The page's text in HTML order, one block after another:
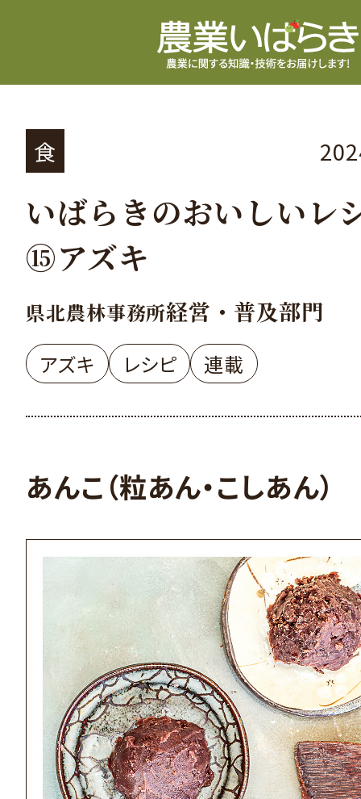
食
いばらきのおいしいレ
⑮アズキ
県北農林事務所経営・普及部門
アズキ レシピ 連載
あんこ（粒あん・こしあん）